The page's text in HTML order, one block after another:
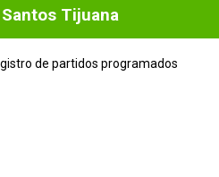
Santos Tijuana
de partidos programados